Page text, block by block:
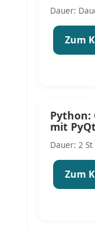
Dauer:
Zum
Python:
mit
Dauer: 2
Zum